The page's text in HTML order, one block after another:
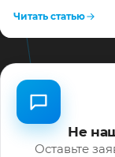
Читать статью
Не
Оставьте